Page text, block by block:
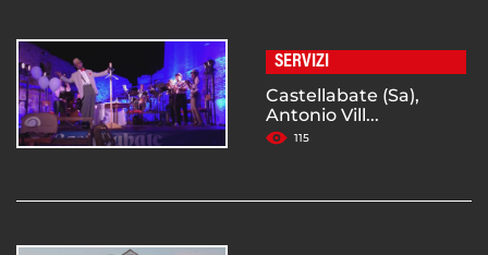
SERVIZI
Castellabate (Sa),
Antonio Vill...
115